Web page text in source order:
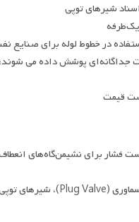
قیمت
فشار برای نشیمن‌گاه‌های